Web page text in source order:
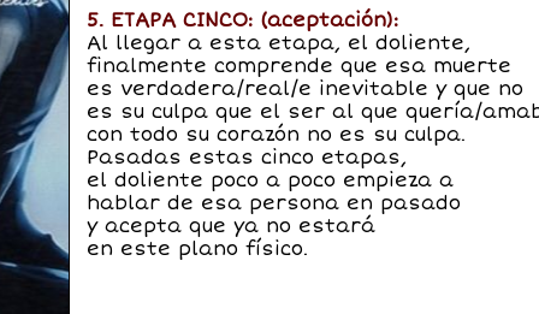
5. ETAPA CINCO: (aceptación):
Al llegar a esta etapa, el doliente,
finalmente comprende que esa muerte
es verdadera/real/e inevitable y que no
es su culpa que el ser al que quería/
con todo su corazón no es su culpa.
Pasadas estas cinco etapas,
el doliente poco a poco empieza a
hablar de esa persona en pasado
y acepta que ya no estará
en este plano físico.